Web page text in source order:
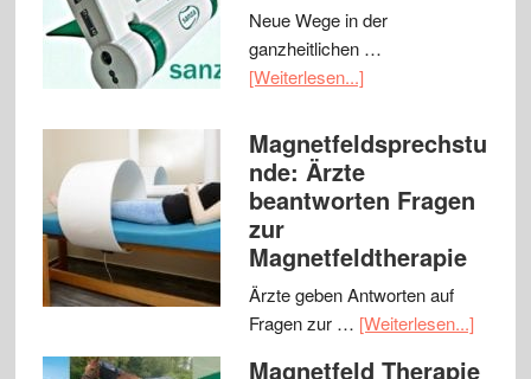
Neue Wege in der
ganzheitlichen …
[Weiterlesen...]
Magnetfeldsprechstu
nde: Ärzte
beantworten Fragen
zur
Magnetfeldtherapie
Ärzte geben Antworten auf
Fragen zur … [Weiterlesen...]
Magnetfeld Therapie